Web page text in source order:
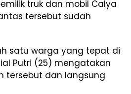
truk dan mobil Calya
tersebut sudah
satu warga yang tepat di
Putri (25) mengatakan
tersebut dan langsung